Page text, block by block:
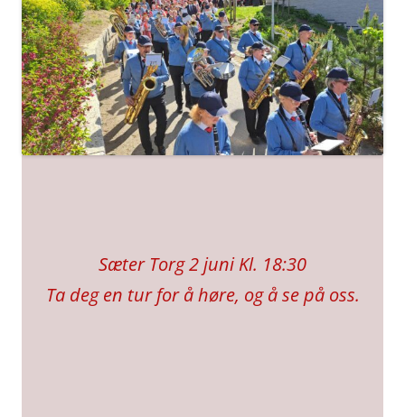
Sæter Torg 2 juni Kl. 18:30
Ta deg en tur for å høre, og å se på oss.